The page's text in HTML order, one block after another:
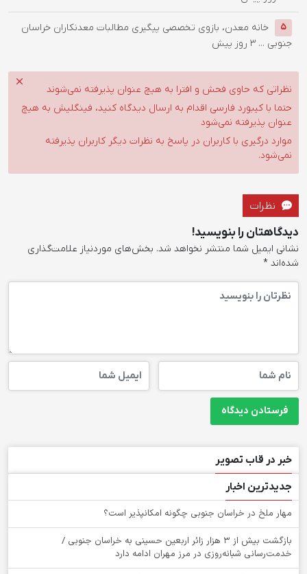
5
خانه معدن، بازوی تخصصی پیگیری مطالبات معدنکاران خراسان
جنوبی ... 3 روز پیش
نظراتی که حاوی فحش و افترا به هیچ عنوان پذیرفته نمی‌شوند
حتما با کیبورد فارسی اقدام به ارسال دیدگاه کنید، فینگلیش به هیچ
عنوان پذیرفته نمی‌شود
موارد درگیری با کاربران در پاسخ به نظرات دیگر کاربران پذیرفته
نمی‌شود.
نظرات
دیدگاهتان را بنویسید!
نشانی ایمیل شما منتشر نخواهد شد. بخش‌های موردنیاز علامت‌گذاری
شده‌اند *
خبر در قاب تصویر
جدیدترین اخبار
‌مهار ملخ در خراسان جنوبی چگونه امکانپذیر است؟
بازگشت بیش از ۳ هزار زائر اربعین حسینی به خراسان جنوبی /
خدمت‌رسانی شبانه‌روزی در مرز مهران ادامه دارد